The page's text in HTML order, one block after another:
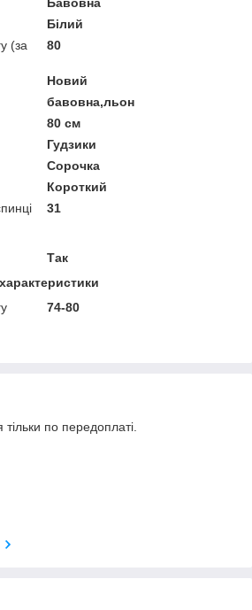
Білий
(за
80
Новий
бавовна,льон
80 см
Гудзики
Сорочка
Короткий
31
Так
74-80
по передоплаті.